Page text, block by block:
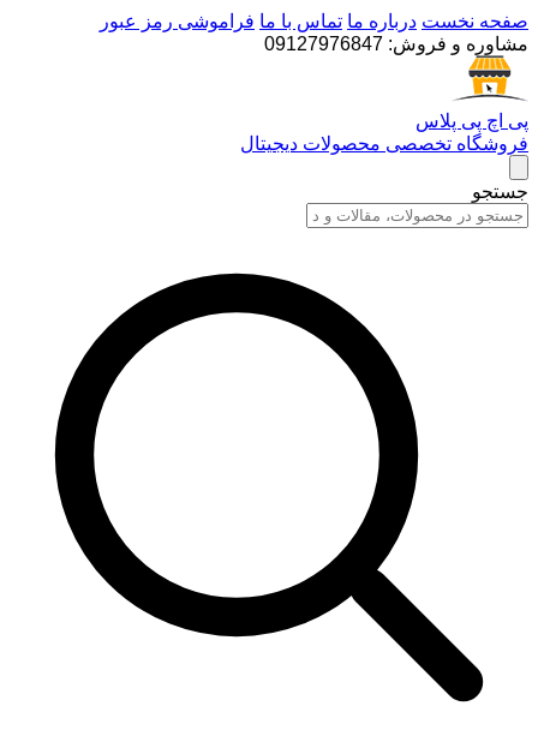
صفحه نخست درباره ما تماس با ما فراموشی رمز عبور
مشاوره و فروش: 09127976847
پی اچ پی پلاس
فروشگاه تخصصی محصولات دیجیتال
جستجو